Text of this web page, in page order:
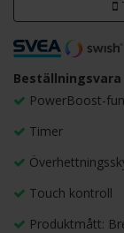
PowerBoost-
Timer
Touch kontroll
Produktmått: